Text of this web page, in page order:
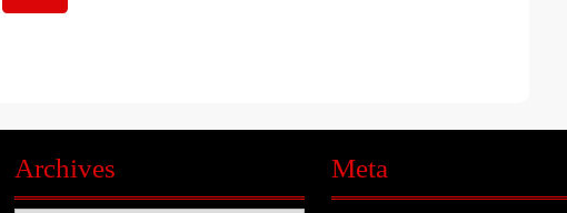
पढ़ें
Archives Meta